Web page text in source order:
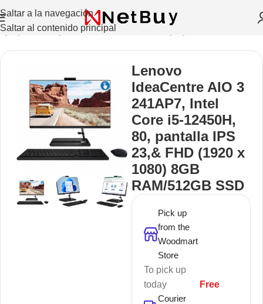
Saltar a la navegación
Saltar al contenido principal
Y Computadoras De Escritorio
Lenovo
IdeaCentre AIO 3
241AP7, Intel
Core i5-12450H,
80, pantalla IPS
23,& FHD (1920 x
1080) 8GB
RAM/512GB SSD
Pick up
from the
Woodmart
Store
To pick up
today
Free
Courier